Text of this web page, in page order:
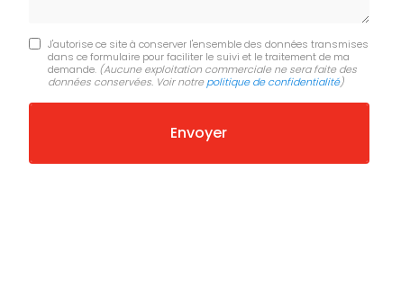
J'autorise ce site à conserver l'ensemble des données transmises
dans ce formulaire pour faciliter le suivi et le traitement de ma
demande. (Aucune exploitation commerciale ne sera faite des
données conservées. Voir notre politique de confidentialité)